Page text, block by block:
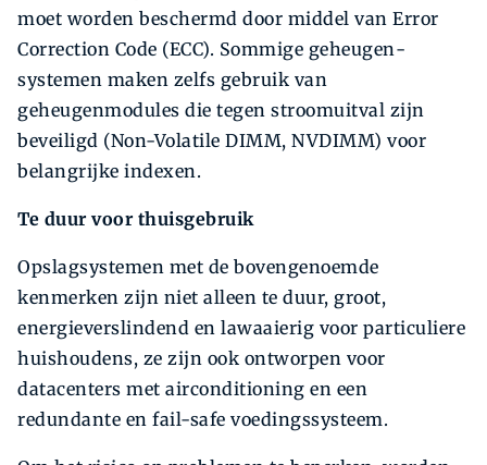
moet worden beschermd door middel van Error
Correction Code (ECC). Sommige geheugen­
systemen maken zelfs gebruik van
geheugenmodules die tegen stroomuitval zijn
beveiligd (Non-­Volatile DIMM, NVDIMM) voor
belangrijke indexen.
Te duur voor thuisgebruik
Opslagsystemen met de bovengenoemde
kenmerken zijn niet alleen te duur, groot,
energieverslindend en lawaaierig voor particuliere
huishoudens, ze zijn ook ontworpen voor
datacenters met airconditioning en een
redundante en fail-safe voedingssysteem.